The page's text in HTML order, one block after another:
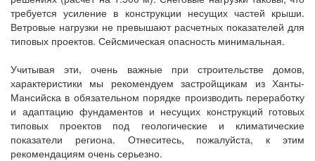
требуется усиление в конструкции несущих частей крыши.
Ветровые нагрузки не превышают расчетных показателей для
типовых проектов. Сейсмическая опасность минимальная.
Учитывая эти, очень важные при строительстве домов,
характеристики мы рекомендуем застройщикам из Ханты-
Мансийска в обязательном порядке производить переработку
и адаптацию фундаментов и несущих конструкций готовых
типовых проектов под геологические и климатические
показатели региона. Отнеситесь, пожалуйста, к этим
рекомендациям очень серьезно.